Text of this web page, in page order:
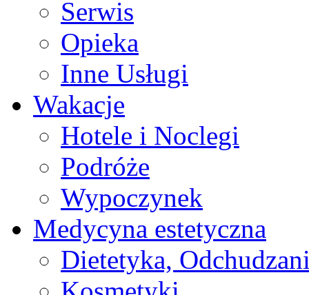
Serwis
Opieka
Inne Usługi
Wakacje
Hotele i Noclegi
Podróże
Wypoczynek
Medycyna estetyczna
Dietetyka,